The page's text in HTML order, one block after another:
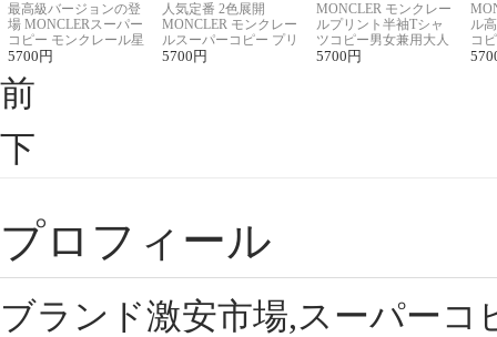
最高級バージョンの登
場 MONCLERスーパー
コピー モンクレール星
座半袖Tシャツ
5700 円
人気定番 2色展開
MONCLER モンクレー
ルスーパーコピー プリ
ント半袖Tシャツ
5700 円
MONCLER モンクレー
ルプリント半袖Tシャ
ツコピー男女兼用大人
可愛い春夏コーデ
5700 円
ル
コ
ィ
前
下
プロフィール
ブランド激安市場,スーパー